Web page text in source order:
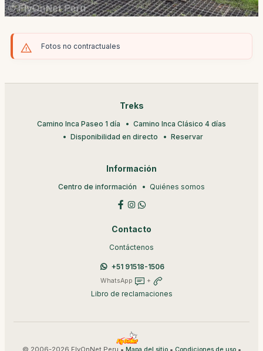
Fotos no contractuales
Treks
Camino Inca Paseo 1 día
Camino Inca Clásico 4 días
Disponibilidad en directo
Reservar
Información
Centro de información Quiénes somos
Contacto
Contáctenos
+51 91518-1506
WhatsApp +
Libro de reclamaciones
© 2006-2026 FlyOnNet Peru • • •